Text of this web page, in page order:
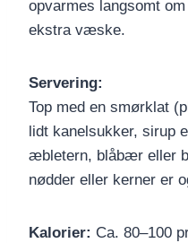
opvarmes langsomt
ekstra væske.
Servering:
Top med en smørklat
lidt kanelsukker, sirup
æbletern, blåbær eller
nødder eller kerner er
Kalorier: Ca. 80–100